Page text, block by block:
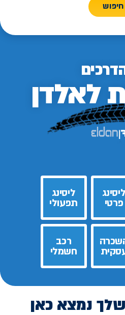
חיפוש
לאלדן
ליסינג
פרטי
ליסינג
תפעולי
רכב
חשמלי
נמצא כאן